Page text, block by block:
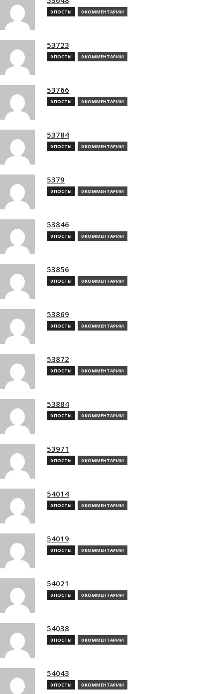
0 ПОСТЫ 0 КОММЕНТАРИИ
53723
0 ПОСТЫ 0 КОММЕНТАРИИ
53766
0 ПОСТЫ 0 КОММЕНТАРИИ
53784
0 ПОСТЫ 0 КОММЕНТАРИИ
5379
0 ПОСТЫ 0 КОММЕНТАРИИ
53846
0 ПОСТЫ 0 КОММЕНТАРИИ
53856
0 ПОСТЫ 0 КОММЕНТАРИИ
53869
0 ПОСТЫ 0 КОММЕНТАРИИ
53872
0 ПОСТЫ 0 КОММЕНТАРИИ
53884
0 ПОСТЫ 0 КОММЕНТАРИИ
53971
0 ПОСТЫ 0 КОММЕНТАРИИ
54014
0 ПОСТЫ 0 КОММЕНТАРИИ
54019
0 ПОСТЫ 0 КОММЕНТАРИИ
54021
0 ПОСТЫ 0 КОММЕНТАРИИ
54038
0 ПОСТЫ 0 КОММЕНТАРИИ
54043
0 ПОСТЫ 0 КОММЕНТАРИИ